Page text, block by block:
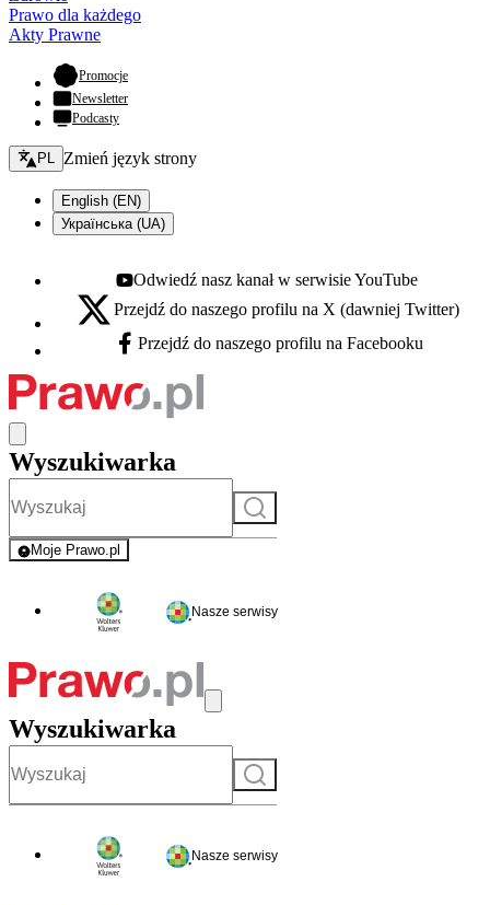
Prawo dla każdego
Akty Prawne
Promocje- otwiera się w nowej karcie
Newsletter
Podcasty
Zmień język - bieżący:
PL Zmień język strony
English (EN)
Українська (UA)
Youtube - otwiera się w nowej karcie
Odwiedź nasz kanał w serwisie YouTube
X - otwiera się w nowej karcie
Przejdź do naszego profilu na X (dawniej Twitter)
Facebook - otwiera się w nowej karcie
Przejdź do naszego profilu na Facebooku
Wyszukiwarka
Szukaj
Moje Prawo.pl
- rejestracja i logowanie do serwisu
Nasze serwisy
Wyszukiwarka
Szukaj
Nasze serwisy